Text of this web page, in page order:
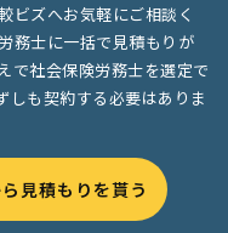
ビズへお気軽にご相談く
務士に一括で見積もりが
で社会保険労務士を選定で
しも契約する必要はありま
見積もりを貰う